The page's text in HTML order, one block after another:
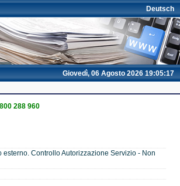
Deutsch
Giovedì, 06 Agosto 2026 19:05:17
288 960
Controllo Autorizzazione Servizio - Non